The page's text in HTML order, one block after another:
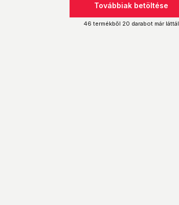
Továbbiak betöltése
46 termékből 20 darabot már láttál